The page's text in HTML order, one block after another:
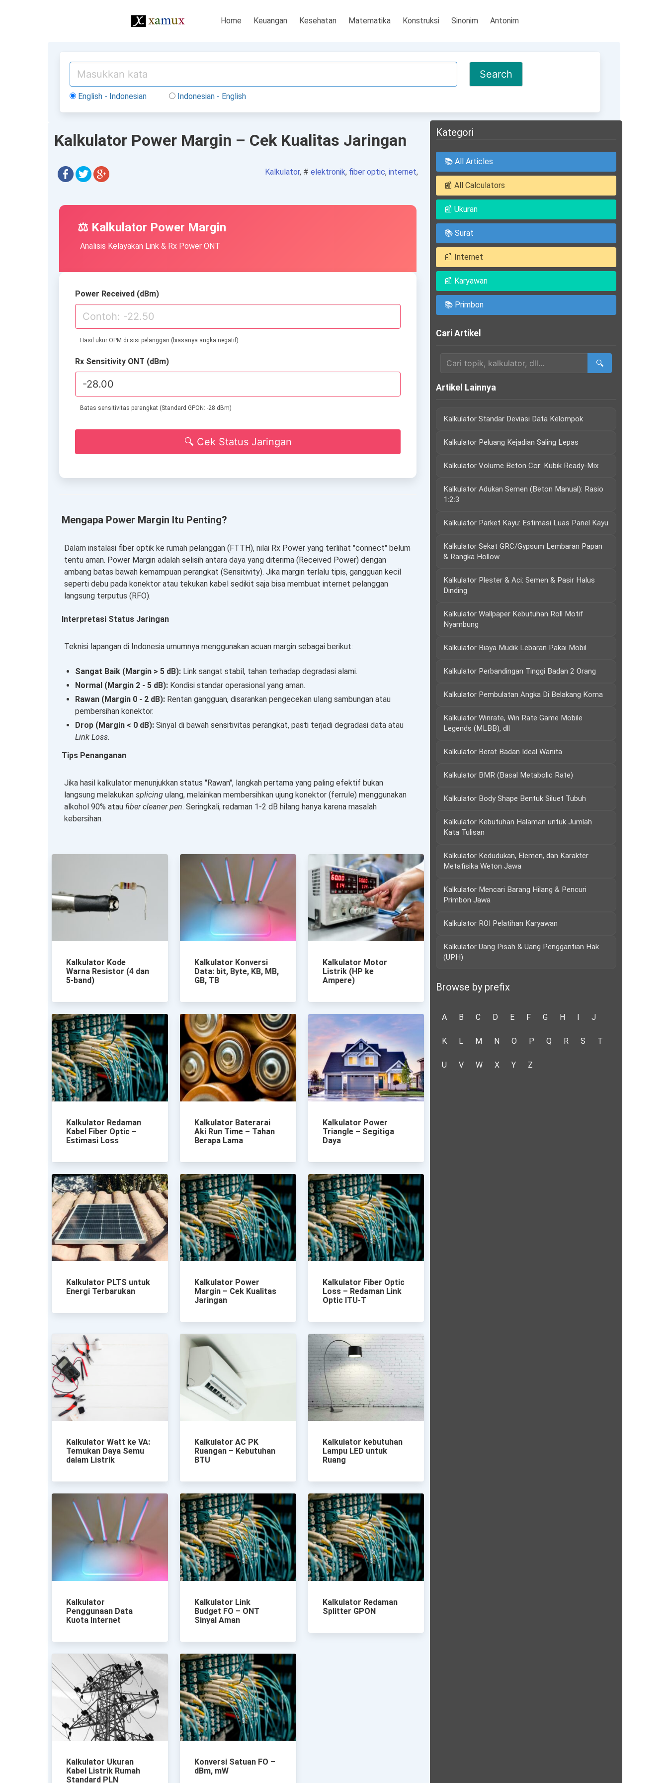
Home Keuangan Kesehatan Matematika Konstruksi Sinonim Antonim
English - Indonesian Indonesian - English
Kalkulator Power Margin – Cek Kualitas Jaringan
Kalkulator, #elektronik, fiber optic,internet,
⚖ Kalkulator Power Margin
Analisis Kelayakan Link & Rx Power ONT
Power Received (dBm)
Hasil ukur OPM di sisi pelanggan (biasanya angka negatif)
Rx Sensitivity ONT (dBm)
Batas sensitivitas perangkat (Standard GPON: -28 dBm)
🔍 Cek Status Jaringan
Mengapa Power Margin Itu Penting?
Dalam instalasi fiber optik ke rumah pelanggan (FTTH), nilai Rx Power yang terlihat "connect" belum
tentu aman. Power Margin adalah selisih antara daya yang diterima (Received Power) dengan
ambang batas bawah kemampuan perangkat (Sensitivity). Jika margin terlalu tipis, gangguan kecil
seperti debu pada konektor atau tekukan kabel sedikit saja bisa membuat internet pelanggan
langsung terputus (RFO).
Interpretasi Status Jaringan
Teknisi lapangan di Indonesia umumnya menggunakan acuan margin sebagai berikut:
Sangat Baik (Margin > 5 dB): Link sangat stabil, tahan terhadap degradasi alami.
Normal (Margin 2 - 5 dB): Kondisi standar operasional yang aman.
Rawan (Margin 0 - 2 dB): Rentan gangguan, disarankan pengecekan ulang sambungan atau
pembersihan konektor.
Drop (Margin < 0 dB): Sinyal di bawah sensitivitas perangkat, pasti terjadi degradasi data atau
Link Loss.
Tips Penanganan
Jika hasil kalkulator menunjukkan status "Rawan", langkah pertama yang paling efektif bukan
langsung melakukan splicing ulang, melainkan membersihkan ujung konektor (ferrule) menggunakan
alkohol 90% atau fiber cleaner pen. Seringkali, redaman 1-2 dB hilang hanya karena masalah
kebersihan.
Kalkulator Kode
Warna Resistor (4 dan
5-band)
Kalkulator Konversi
Data: bit, Byte, KB, MB,
GB, TB
Kalkulator Motor
Listrik (HP ke
Ampere)
Kalkulator Redaman
Kabel Fiber Optic –
Estimasi Loss
Kalkulator Baterarai
Aki Run Time – Tahan
Berapa Lama
Kalkulator Power
Triangle – Segitiga
Daya
Kalkulator PLTS untuk
Energi Terbarukan
Kalkulator Power
Margin – Cek Kualitas
Jaringan
Kalkulator Fiber Optic
Loss – Redaman Link
Optic ITU-T
Kalkulator Watt ke VA:
Temukan Daya Semu
dalam Listrik
Kalkulator AC PK
Ruangan – Kebutuhan
BTU
Kalkulator kebutuhan
Lampu LED untuk
Ruang
Kalkulator
Penggunaan Data
Kuota Internet
Kalkulator Link
Budget FO – ONT
Sinyal Aman
Kalkulator Redaman
Splitter GPON
Kalkulator Ukuran
Kabel Listrik Rumah
Standard PLN
Konversi Satuan FO –
dBm, mW
Kategori
📚 All Articles
📰 All Calculators
📰 Ukuran
📚 Surat
📰 Internet
📰 Karyawan
📚 Primbon
Cari Artikel
🔍
Artikel Lainnya
Kalkulator Standar Deviasi Data Kelompok
Kalkulator Peluang Kejadian Saling Lepas
Kalkulator Volume Beton Cor: Kubik Ready-Mix
Kalkulator Adukan Semen (Beton Manual): Rasio
1:2:3
Kalkulator Parket Kayu: Estimasi Luas Panel Kayu
Kalkulator Sekat GRC/Gypsum Lembaran Papan
& Rangka Hollow.
Kalkulator Plester & Aci: Semen & Pasir Halus
Dinding
Kalkulator Wallpaper Kebutuhan Roll Motif
Nyambung
Kalkulator Biaya Mudik Lebaran Pakai Mobil
Kalkulator Perbandingan Tinggi Badan 2 Orang
Kalkulator Pembulatan Angka Di Belakang Koma
Kalkulator Winrate, Win Rate Game Mobile
Legends (MLBB), dll
Kalkulator Berat Badan Ideal Wanita
Kalkulator BMR (Basal Metabolic Rate)
Kalkulator Body Shape Bentuk Siluet Tubuh
Kalkulator Kebutuhan Halaman untuk Jumlah
Kata Tulisan
Kalkulator Kedudukan, Elemen, dan Karakter
Metafisika Weton Jawa
Kalkulator Mencari Barang Hilang & Pencuri
Primbon Jawa
Kalkulator ROI Pelatihan Karyawan
Kalkulator Uang Pisah & Uang Penggantian Hak
(UPH)
Browse by prefix
A B C D E F G H I J
K L M N O P Q R S T
U V W X Y Z